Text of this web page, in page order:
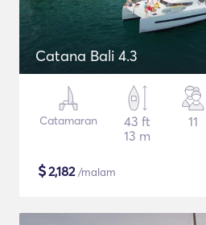
Catana Bali 4.3
Catamaran
43 ft
13 m
11
$2,182/malam